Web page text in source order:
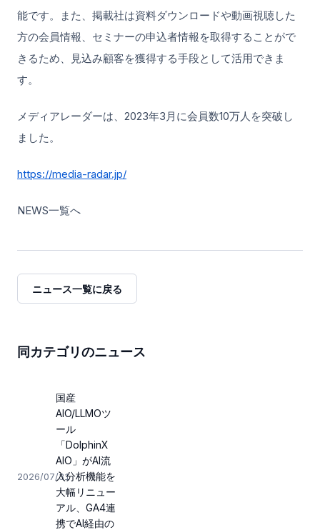
能です。また、掲載社は資料ダウンロードや動画視聴した
方の会員情報、セミナーの申込者情報を取得することがで
きるため、見込み顧客を獲得する手段として活用できま
す。
メディアレーダーは、2023年3月に会員数10万人を突破し
ました。
https://media-radar.jp/
NEWS一覧へ
ニュース一覧に戻る
同カテゴリのニュース
2026/07/31
国産
AIO/LLMOツ
ール
「DolphinX
AIO」がAI流
入分析機能を
大幅リニュー
アル、GA4連
携でAI経由の